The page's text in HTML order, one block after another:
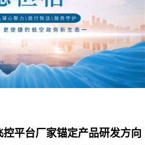
平台厂家锚定产品研发方向